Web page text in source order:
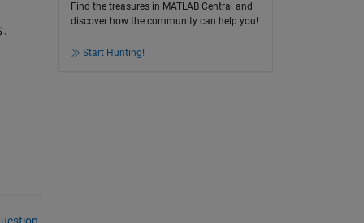
Find the treasures in MATLAB Central and
discover how the community can help you!
Start Hunting!